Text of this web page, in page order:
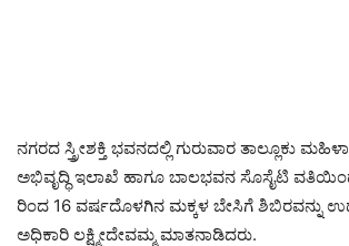
ನಗರದ ಸ್ತ್ರೀಶಕ್ತಿ ಭವನದಲ್ಲಿ ಗುರುವಾರ ತಾಲ್ಲೂಕು
ಅಭಿವೃದ್ಧಿ ಇಲಾಖೆ ಹಾಗೂ ಬಾಲಭವನ ಸೊಸೈಟಿ
ರಿಂದ 16 ವರ್ಷದೊಳಗಿನ ಮಕ್ಕಳ ಬೇಸಿಗೆ ಶಿಬಿರವನ್ನು
ಅಧಿಕಾರಿ ಲಕ್ಷ್ಮೀದೇವಮ್ಮ ಮಾತನಾಡಿದರು.